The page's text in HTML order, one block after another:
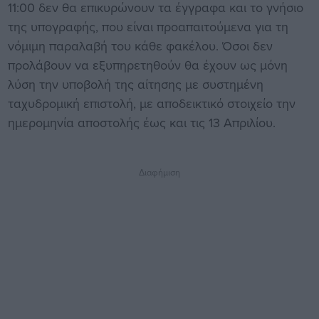
11:00 δεν θα επικυρώνουν τα έγγραφα και το γνήσιο
της υπογραφής, που είναι προαπαιτούμενα για τη
νόμιμη παραλαβή του κάθε φακέλου. Όσοι δεν
προλάβουν να εξυπηρετηθούν θα έχουν ως μόνη
λύση την υποβολή της αίτησης με συστημένη
ταχυδρομική επιστολή, με αποδεικτικό στοιχείο την
ημερομηνία αποστολής έως και τις 13 Απριλίου.
Διαφήμιση